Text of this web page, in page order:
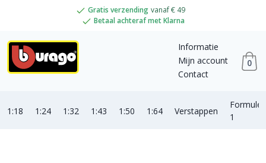
Gratis verzending vanaf € 49
Betaal achteraf met Klarna
Informatie
Mijn account
Contact
0
1:18 1:24 1:32 1:43 1:50 1:64 Verstappen
Formule
1